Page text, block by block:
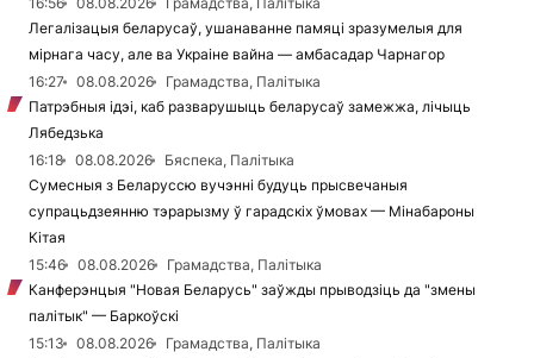
Легалізацыя беларусаў, ушанаванне памяці зразумелыя для
мірнага часу, але ва Украіне вайна — амбасадар Чарнагор
16:27
08.08.2026
Грамадства, Палітыка
Патрэбныя ідэі, каб разварушыць беларусаў замежжа, лічыць
Лябедзька
16:18
08.08.2026
Бяспека, Палітыка
Сумесныя з Беларуссю вучэнні будуць прысвечаныя
супрацьдзеянню тэрарызму ў гарадскіх ўмовах — Мінабароны
Кітая
15:46
08.08.2026
Грамадства, Палітыка
Канферэнцыя "Новая Беларусь" заўжды прыводзіць да "змены
палітык" — Баркоўскі
15:13
08.08.2026
Грамадства, Палітыка